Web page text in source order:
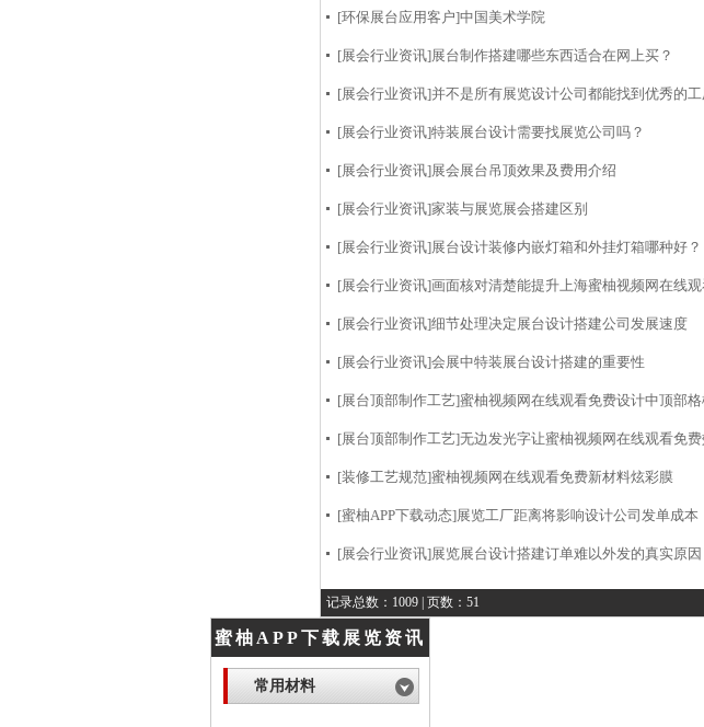
[环保展台应用客户]中国美术学院
[展会行业资讯]展台制作搭建哪些东西适合在网上买？
[展会行业资讯]并不是所有展览设计公司都能找到优秀的
[展会行业资讯]特装展台设计需要找展览公司吗？
[展会行业资讯]展会展台吊顶效果及费用介绍
[展会行业资讯]家装与展览展会搭建区别
[展会行业资讯]展台设计装修内嵌灯箱和外挂灯箱哪种好？
[展会行业资讯]画面核对清楚能提升上海蜜柚视频网在线
[展会行业资讯]细节处理决定展台设计搭建公司发展速度
[展会行业资讯]会展中特装展台设计搭建的重要性
[展台顶部制作工艺]蜜柚视频网在线观看免费设计中顶部格
[展台顶部制作工艺]无边发光字让蜜柚视频网在线观看免
[装修工艺规范]蜜柚视频网在线观看免费新材料炫彩膜
[蜜柚APP下载动态]展览工厂距离将影响设计公司发单成本
[展会行业资讯]展览展台设计搭建订单难以外发的真实原因
记录总数：1009 | 页数：51
蜜柚APP下载展览资讯
常用材料